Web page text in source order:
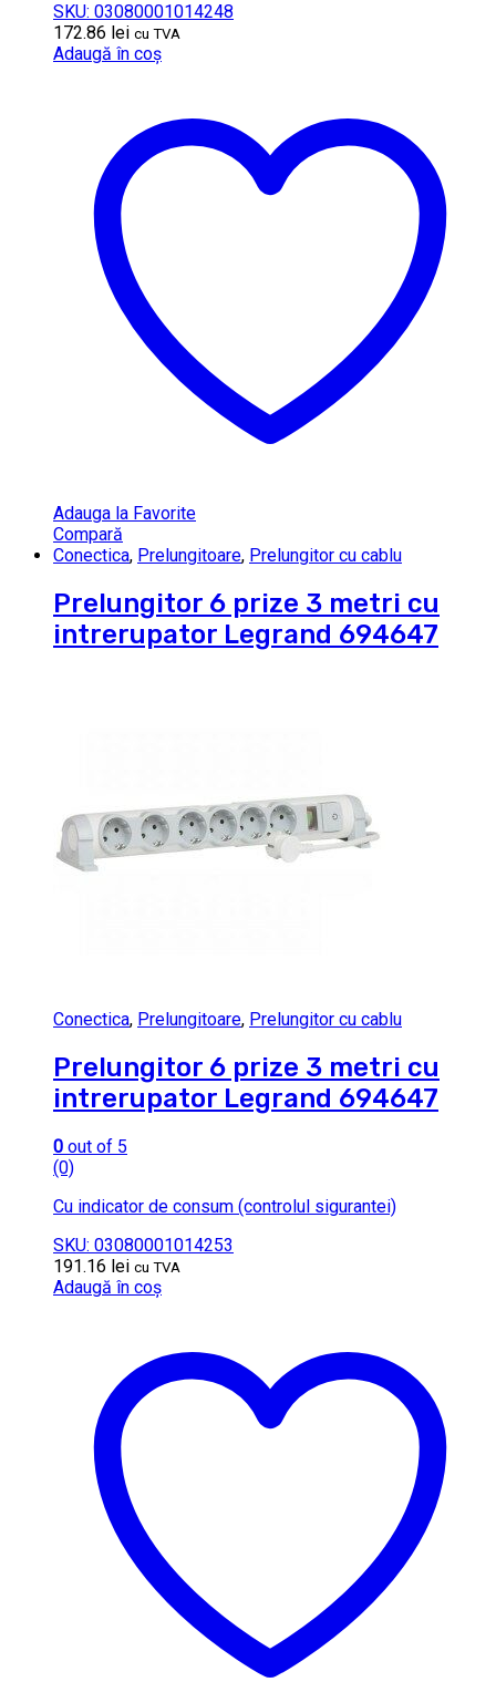
SKU: 03080001014248
172.86 lei cu TVA
Adaugă în coș
Adauga la Favorite
Compară
Conectica, Prelungitoare, Prelungitor cu cablu
Prelungitor 6 prize 3 metri cu
intrerupator Legrand 694647
Conectica, Prelungitoare, Prelungitor cu cablu
Prelungitor 6 prize 3 metri cu
intrerupator Legrand 694647
0 out of 5
(0)
Cu indicator de consum (controlul sigurantei)
SKU: 03080001014253
191.16 lei cu TVA
Adaugă în coș